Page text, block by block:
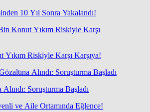
10 Yıl Sonra Yakalandı!
Yıkım Riskiyle Karşı Karşıya!
Soruşturma Başladı